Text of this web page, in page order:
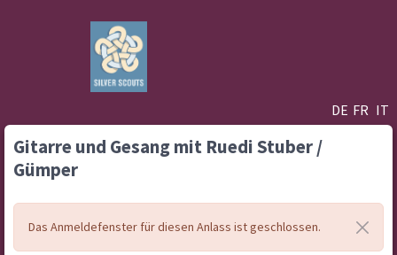
DE FR IT
Gitarre und Gesang mit Ruedi Stuber /
Gümper
Das Anmeldefenster für diesen Anlass ist geschlossen.